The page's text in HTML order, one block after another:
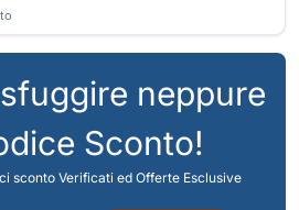
neppure
Sconto!
sconto Verificati ed Offerte Esclusive